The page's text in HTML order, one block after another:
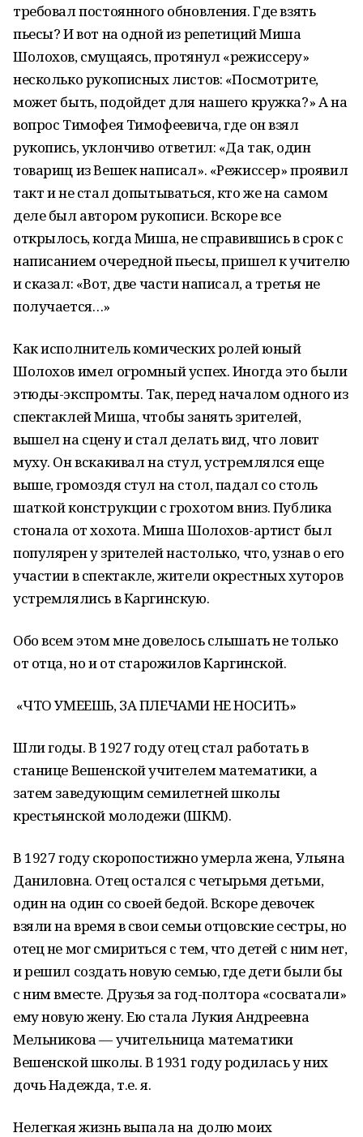
требовал постоянного обновления. Где взять
пьесы? И вот на одной из репетиций Миша
Шолохов, смущаясь, протянул «режиссеру»
несколько рукописных листов: «Посмотрите,
может быть, подойдет для нашего кружка?» А на
вопрос Тимофея Тимофеевича, где он взял
рукопись, уклончиво ответил: «Да так, один
товарищ из Вешек написал». «Режиссер» проявил
такт и не стал допытываться, кто же на самом
деле был автором рукописи. Вскоре все
открылось, когда Миша, не справившись в срок с
написанием очередной пьесы, пришел к учителю
и сказал: «Вот, две части написал, а третья не
получается…»
Как исполнитель комических ролей юный
Шолохов имел огромный успех. Иногда это были
этюды-экспромты. Так, перед началом одного из
спектаклей Миша, чтобы занять зрителей,
вышел на сцену и стал делать вид, что ловит
муху. Он вскакивал на стул, устремлялся еще
выше, громоздя стул на стол, падал со столь
шаткой конструкции с грохотом вниз. Публика
стонала от хохота. Миша Шолохов-артист был
популярен у зрителей настолько, что, узнав о его
участии в спектакле, жители окрестных хуторов
устремлялись в Каргинскую.
Обо всем этом мне довелось слышать не только
от отца, но и от старожилов Каргинской.
«ЧТО УМЕЕШЬ, ЗА ПЛЕЧАМИ НЕ НОСИТЬ»
Шли годы. В 1927 году отец стал работать в
станице Вешенской учителем математики, а
затем заведующим семилетней школы
крестьянской молодежи (ШКМ).
В 1927 году скоропостижно умерла жена, Ульяна
Даниловна. Отец остался с четырьмя детьми,
один на один со своей бедой. Вскоре девочек
взяли на время в свои семьи отцовские сестры, но
отец не мог смириться с тем, что детей с ним нет,
и решил создать новую семью, где дети были бы
с ним вместе. Друзья за год-полтора «сосватали»
ему новую жену. Ею стала Лукия Андреевна
Мельникова — учительница математики
Вешенской школы. В 1931 году родилась у них
дочь Надежда, т.е. я.
Нелегкая жизнь выпала на долю моих